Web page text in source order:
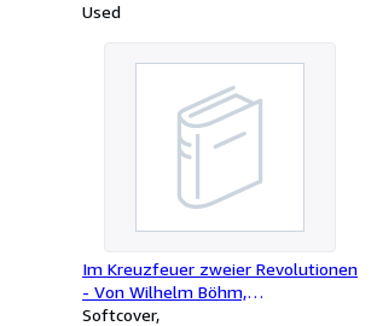
Used
Im Kreuzfeuer zweier Revolutionen
- Von Wilhelm Böhm,
Kriegsminister im Kabinett Karolyi
Softcover